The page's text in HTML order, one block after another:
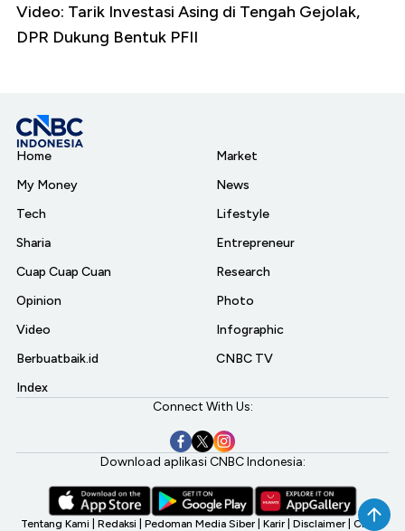
Video: Tarik Investasi Asing di Tengah Gejolak,
DPR Dukung Bentuk PFII
Home
My Money
Tech
Sharia
Cuap Cuap Cuan
Opinion
Video
Berbuatbaik.id
Index
Market
News
Lifestyle
Entrepreneur
Research
Photo
Infographic
CNBC TV
Connect With Us:
Download aplikasi CNBC Indonesia:
Tentang Kami Redaksi Pedoman Media Siber Karir Disclaimer CNBC